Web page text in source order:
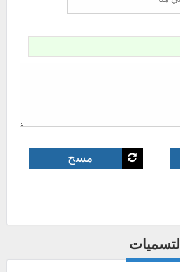
التسميات